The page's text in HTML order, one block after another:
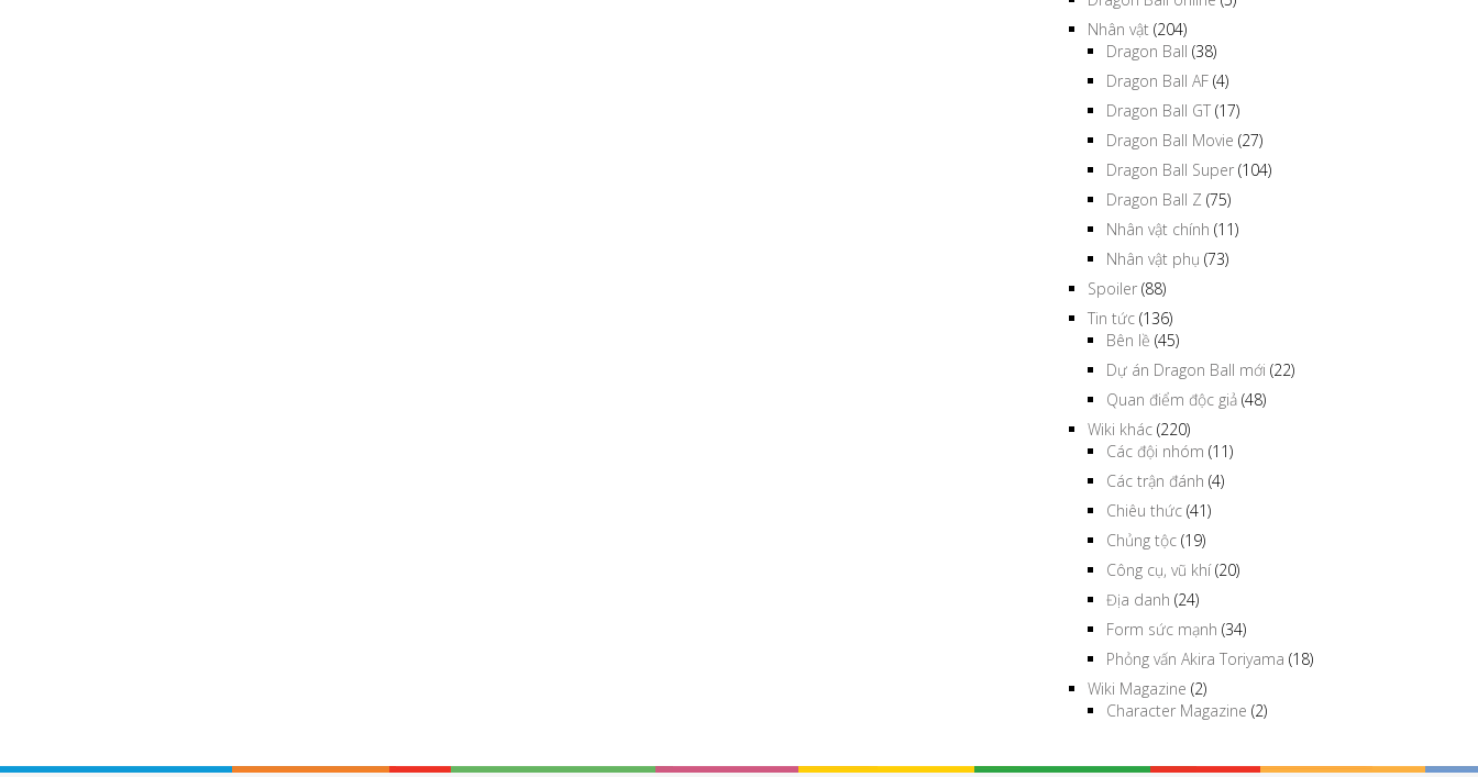
Nhân vật (204)
Dragon Ball (38)
Dragon Ball AF (4)
Dragon Ball GT (17)
Dragon Ball Movie (27)
Dragon Ball Super (104)
Dragon Ball Z (75)
Nhân vật chính (11)
Nhân vật phụ (73)
Spoiler (88)
Tin tức (136)
Bên lề (45)
Dự án Dragon Ball mới (22)
Quan điểm độc giả (48)
Wiki khác (220)
Các đội nhóm (11)
Các trận đánh (4)
Chiêu thức (41)
Chủng tộc (19)
Công cụ, vũ khí(20)
Địa danh (24)
Form sức mạnh (34)
Phỏng vấn Akira Toriyama (18)
Wiki Magazine (2)
Character Magazine (2)